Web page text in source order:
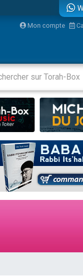
temps
Mon compte
Divertissements